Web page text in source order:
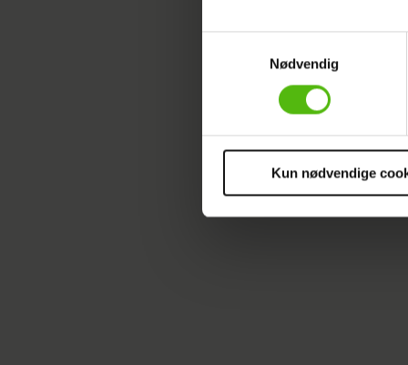
Dine valg anvendes på hele
Vi ønsker dit samtykke til
Vi anvender egne cookies
sociale medier.
Nødvendig
Kun nødvendige
LINSE